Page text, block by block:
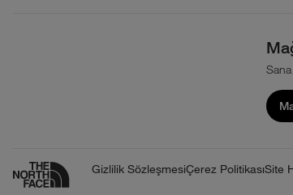
Sana
Gizlilik SözleşmesiÇerez PolitikasıSite